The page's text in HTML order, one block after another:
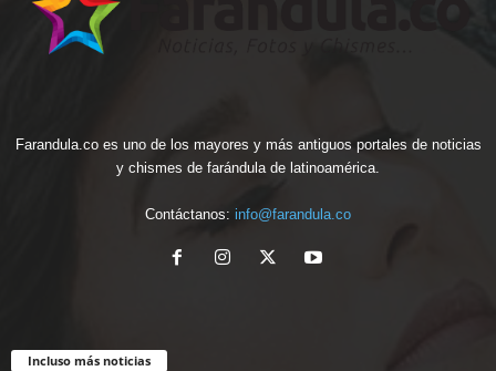
Farandula.co es uno de los mayores y más antiguos portales de noticias
y chismes de farándula de latinoamérica.
Contáctanos: info@farandula.co
Incluso más noticias